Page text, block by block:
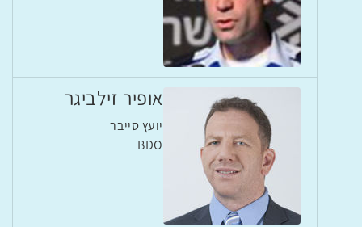
אופיר זילביגר
יועץ סייבר
BDO